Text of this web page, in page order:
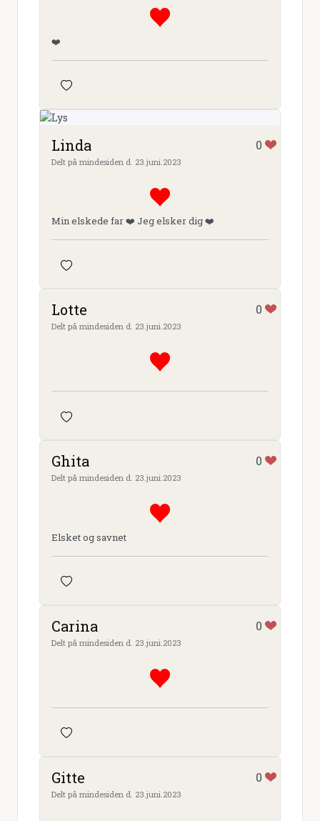
❤️
Linda 0
Delt på mindesiden d. 23.juni.2023
Min elskede far ❤️ Jeg elsker dig ❤️
Lotte 0
Delt på mindesiden d. 23.juni.2023
Ghita 0
Delt på mindesiden d. 23.juni.2023
Elsket og savnet
Carina 0
Delt på mindesiden d. 23.juni.2023
Gitte 0
Delt på mindesiden d. 23.juni.2023